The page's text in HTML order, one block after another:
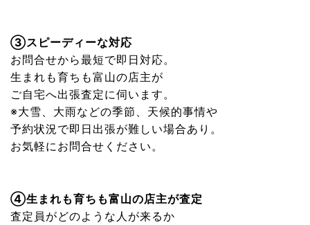
③スピーディーな対応
お問合せから最短で即日対応。
生まれも育ちも富山の店主が
ご自宅へ出張査定に伺います。
※大雪、大雨などの季節、天候的事情や
予約状況で即日出張が難しい場合あり。
お気軽にお問合せください。
④生まれも育ちも富山の店主が査定
査定員がどのような人が来るか